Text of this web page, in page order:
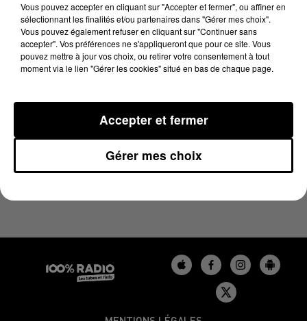
5 mai 2024 - 1 min 14 sec
L'AGENDA DE L'AUDE DU 05/05/2024 À 09H42
Vous pouvez accepter en cliquant sur "Accepter et fermer", ou affiner en
sélectionnant les finalités et/ou partenaires dans "Gérer mes choix".
Vous pouvez également refuser en cliquant sur "Continuer sans
accepter". Vos préférences ne s'appliqueront que pour ce site. Vous
pouvez mettre à jour vos choix, ou retirer votre consentement à tout
moment via le lien "Gérer les cookies" situé en bas de chaque page.
Gérer mes choix
Accepter et fermer